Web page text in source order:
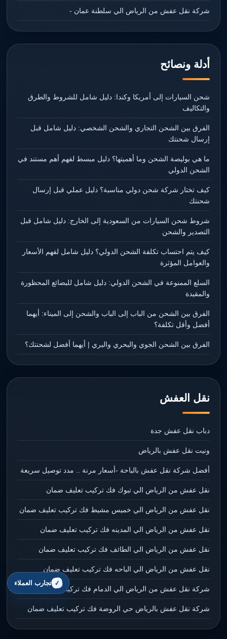
شركة نقل عفش من الرياض الي سلطنة عمان -
أدلة ونصائح
شحن السيارات إلى أمريكا وكندا: دليل شامل للشروط والطرق
والتكاليف
الفرق بين الشحن التجاري والشحن الشخصي: دليل شامل قبل
إرسال شحنتك
ما هي بوليصة الشحن وما أهميتها؟ دليل مبسط لفهم أهم مستند في
الشحن الدولي
كيف تختار شركة شحن دولي مناسبة؟ دليل عملي قبل إرسال
شحنتك
شروط شحن السيارات من السعودية إلى الخارج: دليل شامل قبل
التصدير والشحن
كيف يتم احتساب تكلفة الشحن الدولي؟ دليل شامل لفهم الأسعار
والعوامل المؤثرة
السلع الممنوعة في الشحن الدولي: دليل شامل للبضائع المحظورة
والمقيدة
الفرق بين الشحن من الباب إلى الباب والشحن إلى الميناء: أيهما
أفضل وأقل تكلفة؟
الفرق بين الشحن الجوي والبحري والبري | أيهما أفضل لشحنتك؟
نقل العفش
دباب نقل عفش جدة
ونيت نقل عفش بالرياض
أفضل شركة نقل عفش بالباحة -أسعار مرنة .. مدد توصيل سريعة
نقل عفش من الرياض الي تبوك فك تركيب تعليف ضمان
نقل عفش من الرياض الي خميس مشيط فك تركيب تعليف ضمان
نقل عفش من الرياض الي المدينه فك تركيب تعليف ضمان
نقل عفش من الرياض الي الطائف فك تركيب تعليف ضمان
نقل عفش من الرياض الي الباحه فك تركيب تعليف ضمان
شركة نقل عفش من الرياض الي الدمام فك تركيب تعليف ضمان
شركة نقل عفش بالرياض حي الروضة فك تركيب تعليف ضمان
تجارب العملاء